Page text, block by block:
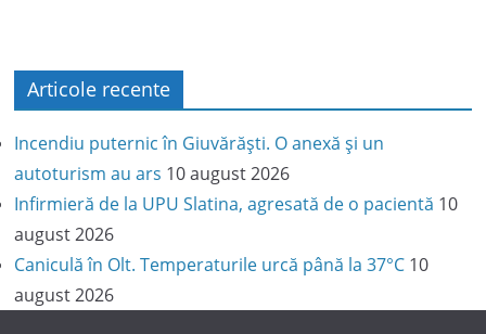
Articole recente
Incendiu puternic în Giuvărăști. O anexă și un
autoturism au ars 10 august 2026
Infirmieră de la UPU Slatina, agresată de o pacientă 10
august 2026
Caniculă în Olt. Temperaturile urcă până la 37°C 10
august 2026